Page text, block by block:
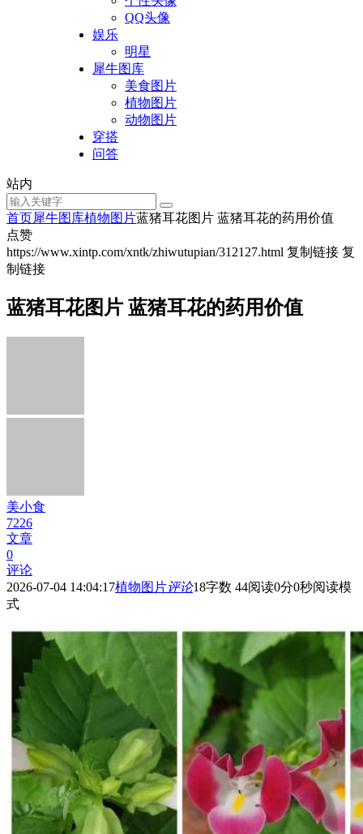
QQ头像
娱乐
明星
犀牛图库
美食图片
植物图片
动物图片
穿搭
问答
站内
首页犀牛图库植物图片蓝猪耳花图片 蓝猪耳花的药用价值
点赞
https://www.xintp.com/xntk/zhiwutupian/312127.html 复制链接 复
制链接
蓝猪耳花图片 蓝猪耳花的药用价值
美小食
7226
文章
0
评论
2026-07-04 14:04:17植物图片评论18字数 44阅读0分0秒阅读模
式